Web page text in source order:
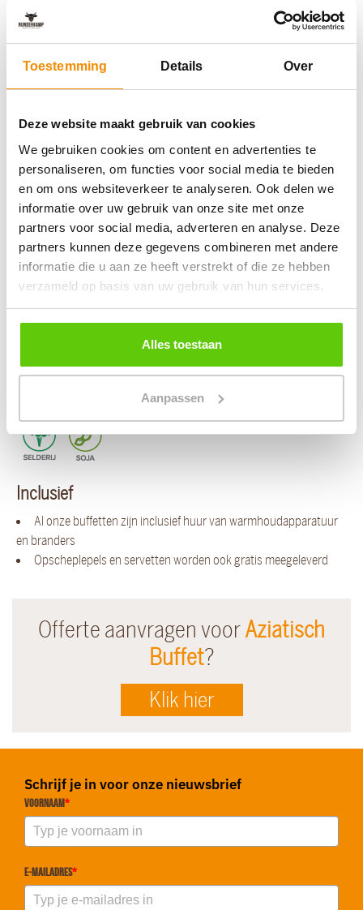
Toestemming Details Over
Deze website maakt gebruik van cookies
We gebruiken cookies om content en advertenties te
personaliseren, om functies voor social media te bieden
en om ons websiteverkeer te analyseren. Ook delen we
informatie over uw gebruik van onze site met onze
partners voor social media, adverteren en analyse. Deze
partners kunnen deze gegevens combineren met andere
informatie die u aan ze heeft verstrekt of die ze hebben
verzameld op basis van uw gebruik van hun services.
Alles toestaan
Aanpassen
Allergenen
Inclusief
Al onze buffetten zijn inclusief huur van warmhoudapparatuur
en branders
Opscheplepels en servetten worden ook gratis meegeleverd
Offerte aanvragen voorAziatisch
Buffet?
Klik hier
Schrijf je in voor onze nieuwsbrief
Voornaam*
E-mailadres*